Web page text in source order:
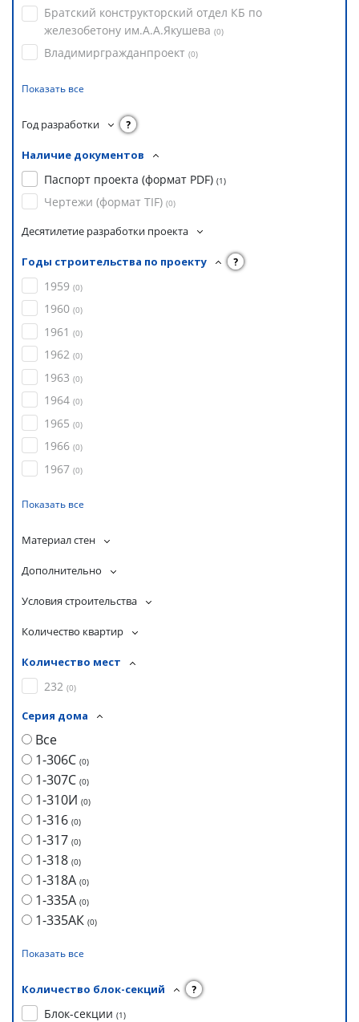
Братский конструкторский отдел КБ по
железобетону им.А.А.Якушева (0)
Владимиргражданпроект (0)
Показать все
Год разработки ?
Наличие документов
Паспорт проекта (формат PDF) (1)
Чертежи (формат TIF) (0)
Десятилетие разработки проекта
Годы строительства по проекту ?
1959 (0)
1960 (0)
1961 (0)
1962 (0)
1963 (0)
1964 (0)
1965 (0)
1966 (0)
1967 (0)
Показать все
Материал стен
Дополнительно
Условия строительства
Количество квартир
Количество мест
232 (0)
Серия дома
Все
1-306С (0)
1-307С (0)
1-310И (0)
1-316 (0)
1-317 (0)
1-318 (0)
1-318А (0)
1-335А (0)
1-335АК (0)
Показать все
Количество блок-секций ?
Блок-секции (1)